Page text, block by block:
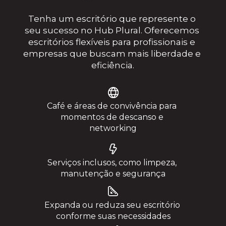
Tenha um escritório que represente o
seu sucesso no Hub Plural. Oferecemos
escritórios flexíveis para profissionais e
empresas que buscam mais liberdade e
eficiência.
Expanda ou reduza seu escritório
conforme suas necessidades
Serviços inclusos, como limpeza,
manutenção e segurança
Café e áreas de convivência para
momentos de descanso e
networking